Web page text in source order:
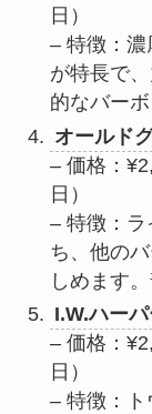
日）
– 特徴：濃
が特長で
的なバー
オールド
– 価格：
日）
– 特徴：ラ
ち、他の
しめます
I.W.ハー
– 価格：
日）
– 特徴：ト